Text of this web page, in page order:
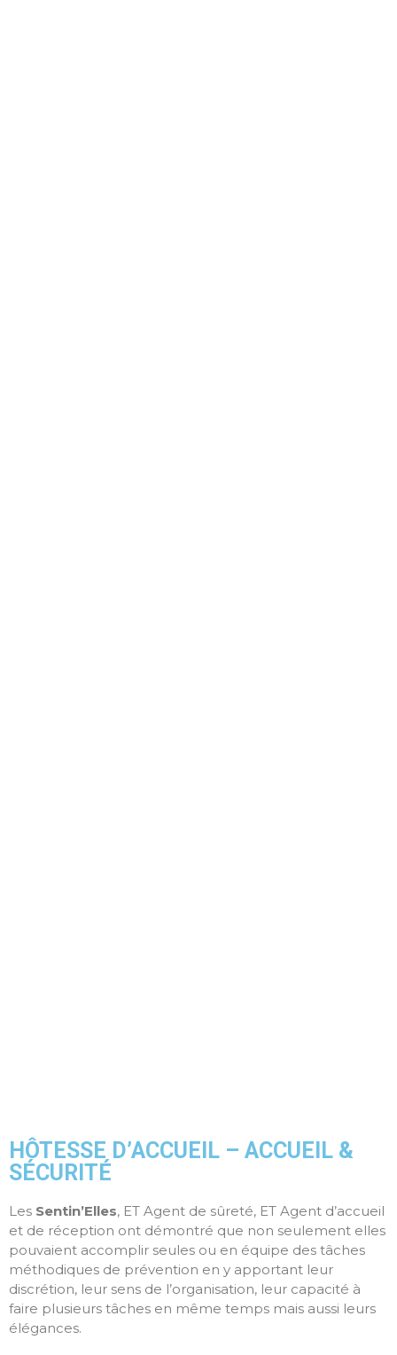
HÔTESSE D’ACCUEIL – ACCUEIL &
SÉCURITÉ
Les Sentin’Elles, ET Agent de sûreté, ET Agent d’accueil
et de réception ont démontré que non seulement elles
pouvaient accomplir seules ou en équipe des tâches
méthodiques de prévention en y apportant leur
discrétion, leur sens de l’organisation, leur capacité à
faire plusieurs tâches en même temps mais aussi leurs
élégances.